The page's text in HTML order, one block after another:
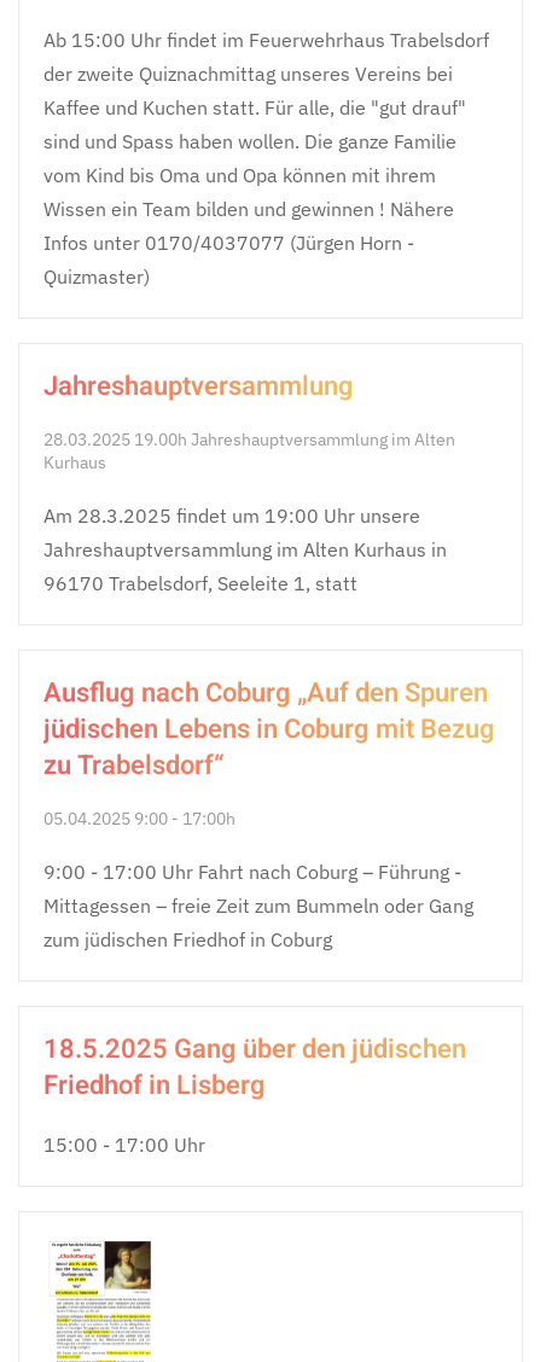
Ab 15:00 Uhr findet im Feuerwehrhaus Trabelsdorf
der zweite Quiznachmittag unseres Vereins bei
Kaffee und Kuchen statt. Für alle, die "gut drauf"
sind und Spass haben wollen. Die ganze Familie
vom Kind bis Oma und Opa können mit ihrem
Wissen ein Team bilden und gewinnen ! Nähere
Infos unter 0170/4037077 (Jürgen Horn -
Quizmaster)
Jahreshauptversammlung
28.03.2025 19.00h Jahreshauptversammlung im Alten
Kurhaus
Am 28.3.2025 findet um 19:00 Uhr unsere
Jahreshauptversammlung im Alten Kurhaus in
96170 Trabelsdorf, Seeleite 1, statt
Ausflug nach Coburg „Auf den Spuren
jüdischen Lebens in Coburg mit Bezug
zu Trabelsdorf“
05.04.2025 9:00 - 17:00h
9:00 - 17:00 Uhr Fahrt nach Coburg – Führung -
Mittagessen – freie Zeit zum Bummeln oder Gang
zum jüdischen Friedhof in Coburg
18.5.2025 Gang über den jüdischen
Friedhof in Lisberg
15:00 - 17:00 Uhr